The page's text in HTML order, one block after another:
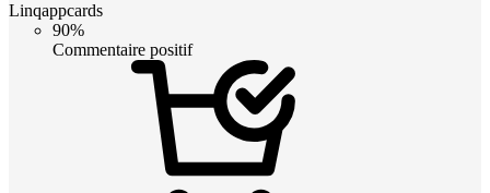
Linqappcards
90%
Commentaire positif